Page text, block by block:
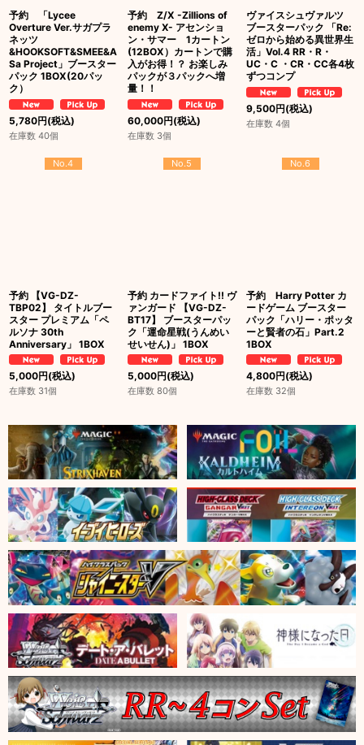
予約 「Lycee
Overture Ver.サガプラ
ネッツ
&HOOKSOFT&SMEE&A
Sa Project」ブースター
パック 1BOX(20パッ
ク）
5,780円(税込)
在庫数 40個
予約 Z/X -Zillions of
enemy X- アセンショ
ン・サマー 1カートン
(12BOX）カートンで購
入がお得！？ お楽しみ
パックが３パックへ増
量！！
60,000円(税込)
在庫数 3個
ヴァイスシュヴァルツ
ブースターパック 「Re:
ゼロから始める異世界生
活」Vol.4 RR・R・
UC・C ・CR・CC各4枚
ずつコンプ
9,500円(税込)
在庫数 4個
No.4
予約 【VG-DZ-
TBP02】 タイトルブー
スター プレミアム「ペ
ルソナ 30th
Anniversary」 1BOX
5,000円(税込)
在庫数 31個
No.5
予約 カードファイト!! ヴ
ァンガード 【VG-DZ-
BT17】 ブースターパッ
ク「運命星戦(うんめい
せいせん)」 1BOX
5,000円(税込)
在庫数 80個
No.6
予約 Harry Potter カ
ードゲーム ブースター
パック「ハリー・ポッタ
ーと賢者の石」Part.2
1BOX
4,800円(税込)
在庫数 32個